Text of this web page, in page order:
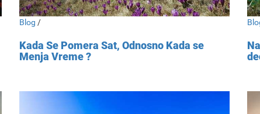
Blog /
Kada Se Pomera Sat, Odnosno Kada se
Menja Vreme ?